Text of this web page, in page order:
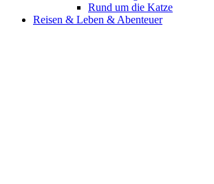
Rund um die Katze
Reisen & Leben & Abenteuer